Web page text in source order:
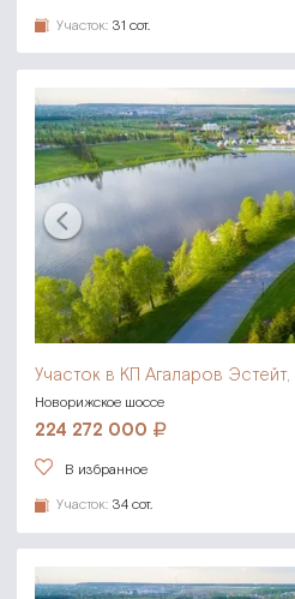
Участок: 31 сот.
Участок в КП Агаларов Эстейт,
Новорижское шоссе
224 272 000
В избранное
Участок: 34 сот.